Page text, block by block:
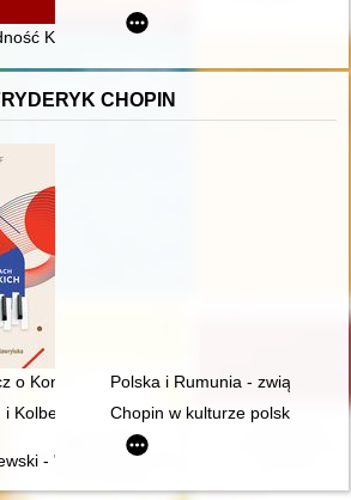
Konina i okolic przed 1914 rokiem
CHOPIN
o Konkursach Chopinowskich
Polska i Rumunia - związki
Kolbergowie. Wspomnienia i inspiracje
Chopin w kulturze polskiej
- "opolanin z wyboru" o Fryderyku